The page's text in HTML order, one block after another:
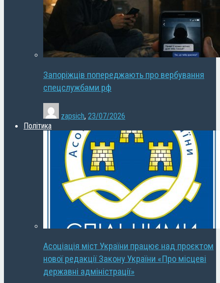
Запоріжців попереджають про вербування
спецслужбами рф
zapsich, 23/07/2026
Політика
Асоціація міст України працює над проєктом
нової редакції Закону України «Про місцеві
державні адміністрації»